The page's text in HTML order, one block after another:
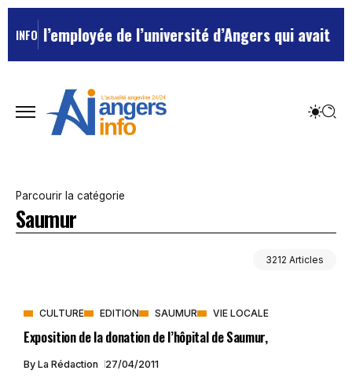
INFO
l’employée de l’université d’Angers qui avait
Parcourir la catégorie
Saumur
3212 Articles
CULTURE EDITION SAUMUR VIE LOCALE
Exposition de la donation de l’hôpital de Saumur,
By La Rédaction 27/04/2011